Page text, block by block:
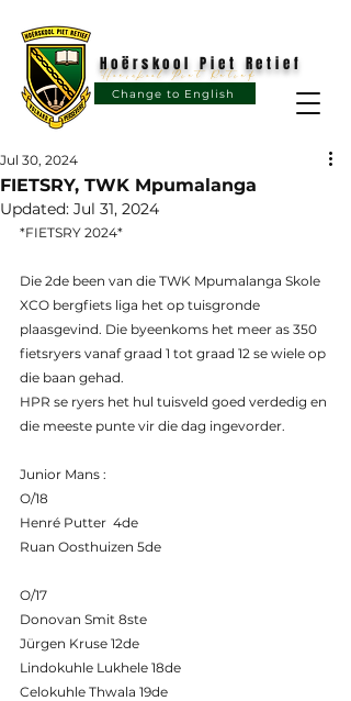
Change to English
Hoërskool Piet Retief
Hoërskool Piet Retief
FIETSRY, TWK Mpumalanga
Jul 30, 2024
Updated: Jul 31, 2024
*FIETSRY 2024*
Die 2de been van die TWK Mpumalanga Skole
XCO bergfiets liga het op tuisgronde
plaasgevind. Die byeenkoms het meer as 350
fietsryers vanaf graad 1 tot graad 12 se wiele op
die baan gehad.
HPR se ryers het hul tuisveld goed verdedig en
die meeste punte vir die dag ingevorder.
Junior Mans :
O/18
Henré Putter  4de
Ruan Oosthuizen 5de
O/17
Donovan Smit 8ste
Jürgen Kruse 12de
Lindokuhle Lukhele 18de
Celokuhle Thwala 19de